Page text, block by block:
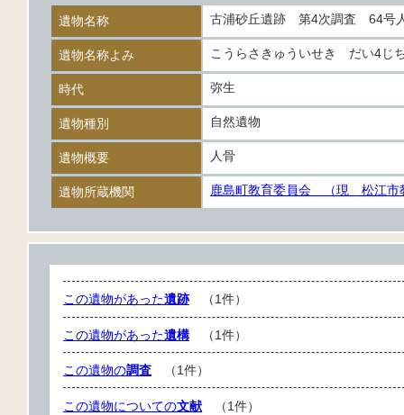
遺物名称 古浦砂丘遺跡 第4次調査 64号
遺物名称よみ こうらさきゅういせき だい4じ
時代 弥生
遺物種別 自然遺物
遺物概要 人骨
遺物所蔵機関 鹿島町教育委員会 （現 松江市
この遺物があった遺跡（1件）
この遺物があった遺構（1件）
この遺物の調査 （1件）
この遺物についての文献 （1件）